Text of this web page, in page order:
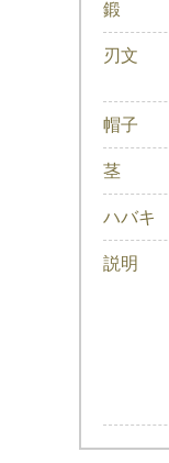
鍛
刃文
帽子
茎
ハバキ
説明